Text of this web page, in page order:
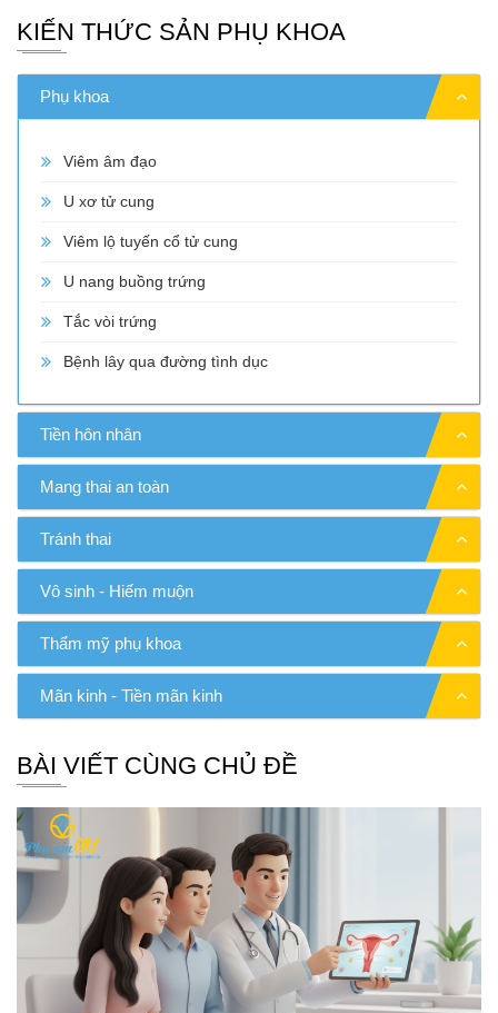
KIẾN THỨC SẢN PHỤ KHOA
Phụ khoa
Viêm âm đạo
U xơ tử cung
Viêm lộ tuyến cổ tử cung
U nang buồng trứng
Tắc vòi trứng
Bệnh lây qua đường tình dục
Tiền hôn nhân
Mang thai an toàn
Tránh thai
Vô sinh - Hiếm muộn
Thẩm mỹ phụ khoa
Mãn kinh - Tiền mãn kinh
BÀI VIẾT CÙNG CHỦ ĐỀ